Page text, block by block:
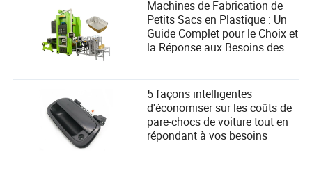
Machines de Fabrication de
Petits Sacs en Plastique : Un
Guide Complet pour le Choix et
la Réponse aux Besoins des
5 façons intelligentes
d'économiser sur les coûts de
pare-chocs de voiture tout en
répondant à vos besoins